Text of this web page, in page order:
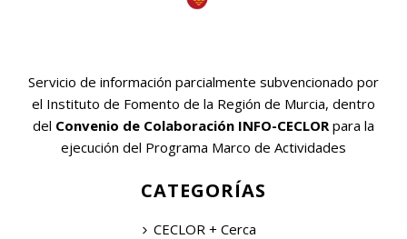
Servicio de información parcialmente subvencionado por
el Instituto de Fomento de la Región de Murcia, dentro
del Convenio de Colaboración INFO-CECLOR para la
ejecución del Programa Marco de Actividades
CATEGORÍAS
CECLOR + Cerca